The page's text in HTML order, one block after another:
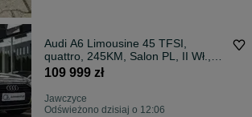
Audi A6 Limousine 45 TFSI,
quattro, 245KM, Salon PL, II Wł.,
Bezwypadkowy, ASO, 360, B&O
109 999 zł
Jawczyce
Odświeżono dzisiaj o 12:06